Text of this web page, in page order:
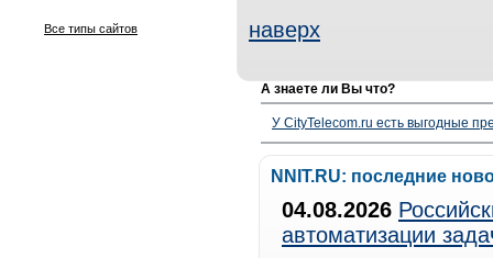
Все типы сайтов
наверх
А знаете ли Вы что?
У CityTelecom.ru есть выгодные
NNIT.RU: последние
04.08.2026
автоматизации